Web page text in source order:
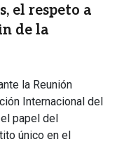
el respeto a
de la
la Reunión
Internacional del
papel del
único en el